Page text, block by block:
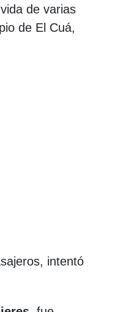
de varias
de El Cuá,
intentó